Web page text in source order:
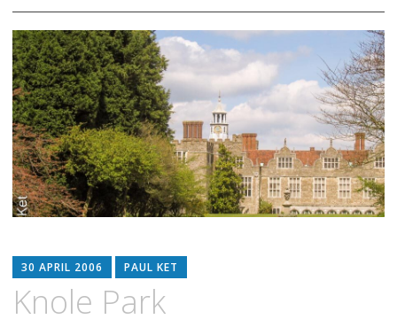
Naar
de
inhoud
springen
30 APRIL 2006 PAUL KET
Knole Park